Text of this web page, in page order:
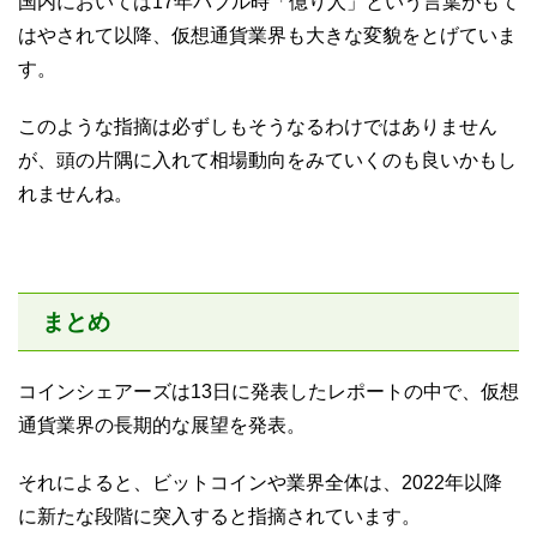
はやされて以降、仮想通貨業界も大きな変貌をとげていま
す。
このような指摘は必ずしもそうなるわけではありません
が、頭の片隅に入れて相場動向をみていくのも良いかもし
れませんね。
まとめ
コインシェアーズは13日に発表したレポートの中で、仮想
通貨業界の長期的な展望を発表。
それによると、ビットコインや業界全体は、2022年以降
に新たな段階に突入すると指摘されています。